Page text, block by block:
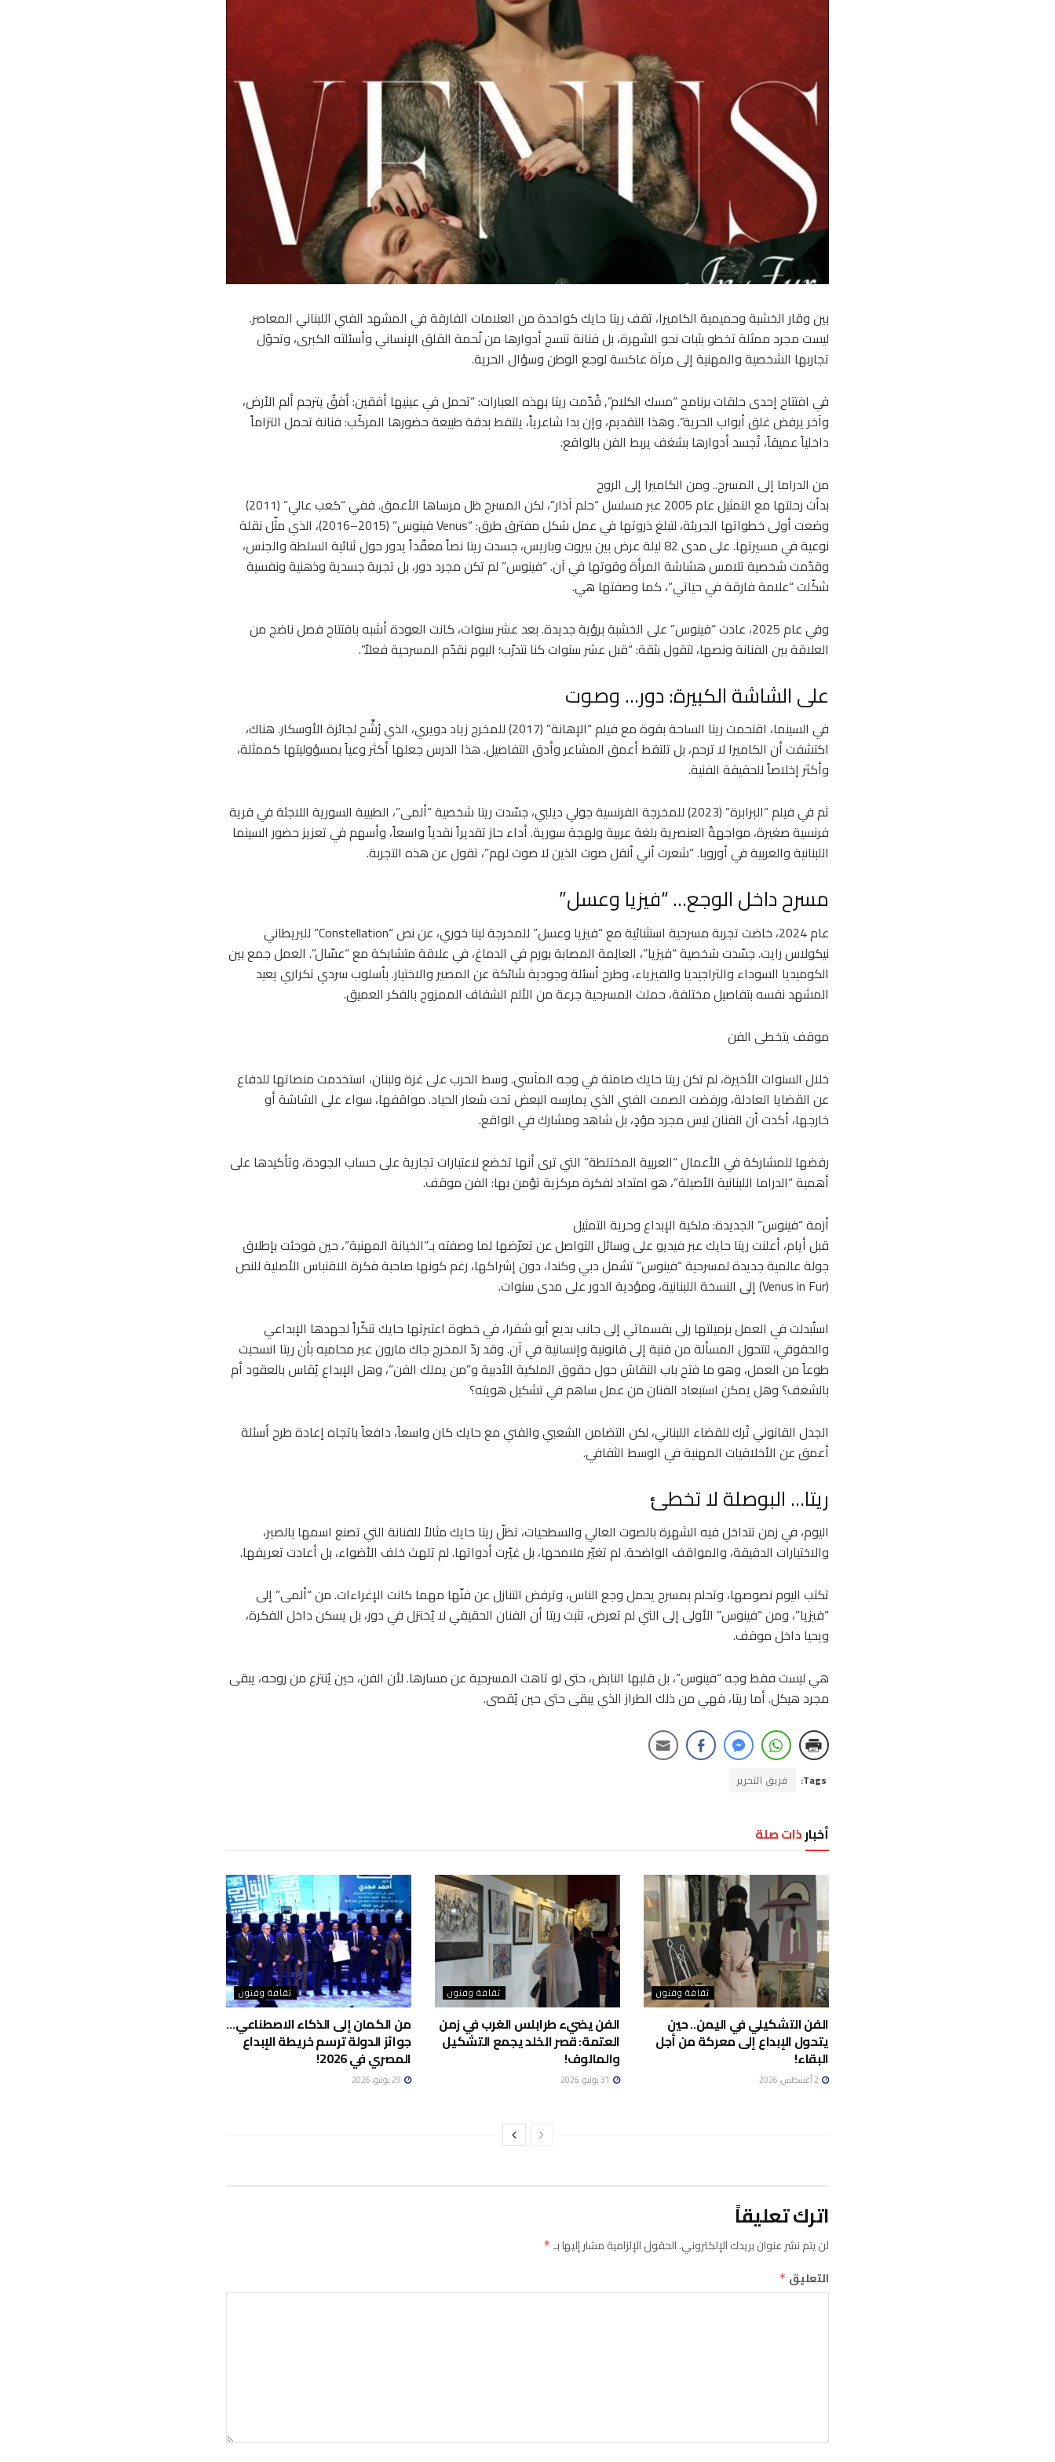
بين وقار الخشبة وحميمية الكاميرا، تقف ريتا حايك كواحدة من العلامات الفارقة في المشهد الفني اللبناني المعاصر.
ليست مجرد ممثلة تخطو بثبات نحو الشهرة، بل فنانة تنسج أدوارها من لُحمة القلق الإنساني وأسئلته الكبرى، وتحوّل
تجاربها الشخصية والمهنية إلى مرآة عاكسة لوجع الوطن وسؤال الحرية.
في افتتاح إحدى حلقات برنامج “مسك الكلام”, قُدّمت ريتا بهذه العبارات: “تحمل في عينيها أفقين: أفقٌ يترجم ألم الأرض،
وآخر يرفض غلق أبواب الحرية”. وهذا التقديم، وإن بدا شاعرياً، يلتقط بدقة طبيعة حضورها المركّب: فنانة تحمل التزاماً
داخلياً عميقاً، تُجسد أدوارها بشغف يربط الفن بالواقع.
من الدراما إلى المسرح.. ومن الكاميرا إلى الروح
بدأت رحلتها مع التمثيل عام 2005 عبر مسلسل “حلم آذار”، لكن المسرح ظل مرساها الأعمق. ففي “كعب عالي” (2011)
وضعت أولى خطواتها الجريئة، لتبلغ ذروتها في عمل شكل مفترق طرق: “Venus فينوس” (2015–2016)، الذي مثّل نقلة
نوعية في مسيرتها. على مدى 82 ليلة عرض بين بيروت وباريس، جسدت ريتا نصاً معقّداً يدور حول ثنائية السلطة والجنس،
وقدّمت شخصية تلامس هشاشة المرأة وقوتها في آن. “فينوس” لم تكن مجرد دور، بل تجربة جسدية وذهنية ونفسية
شكّلت “علامة فارقة في حياتي”، كما وصفتها هي.
وفي عام 2025، عادت “فينوس” على الخشبة برؤية جديدة. بعد عشر سنوات، كانت العودة أشبه بافتتاح فصل ناضج من
العلاقة بين الفنانة ونصها، لتقول بثقة: “قبل عشر سنوات كنا نتدرّب؛ اليوم نقدّم المسرحية فعلاً”.
على الشاشة الكبيرة: دور… وصوت
في السينما، اقتحمت ريتا الساحة بقوة مع فيلم “الإهانة” (2017) للمخرج زياد دويري، الذي رُشِّح لجائزة الأوسكار. هناك،
اكتشفت أن الكاميرا لا ترحم، بل تلتقط أعمق المشاعر وأدق التفاصيل. هذا الدرس جعلها أكثر وعياً بمسؤوليتها كممثلة،
وأكثر إخلاصاً للحقيقة الفنية.
ثم في فيلم “البرابرة” (2023) للمخرجة الفرنسية جولي ديلبي، جسّدت ريتا شخصية “ألمى”، الطبيبة السورية اللاجئة في قرية
فرنسية صغيرة، مواجهةً العنصرية بلغة عربية ولهجة سورية. أداء حاز تقديراً نقدياً واسعاً، وأسهم في تعزيز حضور السينما
اللبنانية والعربية في أوروبا. “شعرت أني أنقل صوت الذين لا صوت لهم”، تقول عن هذه التجربة.
مسرح داخل الوجع… “فيزيا وعسل”
عام 2024، خاضت تجربة مسرحية استثنائية مع “فيزيا وعسل” للمخرجة لينا خوري، عن نص “Constellation” للبريطاني
نيكولاس رايت. جسّدت شخصية “فيزيا”، العالِمة المصابة بورم في الدماغ، في علاقة متشابكة مع “عسّال”. العمل جمع بين
الكوميديا السوداء والتراجيديا والفيزياء، وطرح أسئلة وجودية شائكة عن المصير والاختيار. بأسلوب سردي تكراري يعيد
المشهد نفسه بتفاصيل مختلفة، حملت المسرحية جرعة من الألم الشفاف الممزوج بالفكر العميق.
موقف يتخطى الفن
خلال السنوات الأخيرة، لم تكن ريتا حايك صامتة في وجه المآسي. وسط الحرب على غزة ولبنان، استخدمت منصاتها للدفاع
عن القضايا العادلة، ورفضت الصمت الفني الذي يمارسه البعض تحت شعار الحياد. مواقفها، سواء على الشاشة أو
خارجها، أكدت أن الفنان ليس مجرد مؤدٍ، بل شاهد ومشارك في الواقع.
رفضها للمشاركة في الأعمال “العربية المختلطة” التي ترى أنها تخضع لاعتبارات تجارية على حساب الجودة، وتأكيدها على
أهمية “الدراما اللبنانية الأصيلة”، هو امتداد لفكرة مركزية تؤمن بها: الفن موقف.
أزمة “فينوس” الجديدة: ملكية الإبداع وحرية التمثيل
قبل أيام، أعلنت ريتا حايك عبر فيديو على وسائل التواصل عن تعرّضها لما وصفته بـ”الخيانة المهنية”، حين فوجئت بإطلاق
جولة عالمية جديدة لمسرحية “فينوس” تشمل دبي وكندا، دون إشراكها، رغم كونها صاحبة فكرة الاقتباس الأصلية للنص
(Venus in Fur) إلى النسخة اللبنانية، ومؤدية الدور على مدى سنوات.
استُبدلت في العمل بزميلتها رلى بقسماتي إلى جانب بديع أبو شقرا، في خطوة اعتبرتها حايك تنكّراً لجهدها الإبداعي
والحقوقي، لتتحول المسألة من فنية إلى قانونية وإنسانية في آن. وقد ردّ المخرج جاك مارون عبر محاميه بأن ريتا انسحبت
طوعاً من العمل، وهو ما فتح باب النقاش حول حقوق الملكية الأدبية و”من يملك الفن”، وهل الإبداع يُقاس بالعقود أم
بالشغف؟ وهل يمكن استبعاد الفنان من عمل ساهم في تشكيل هويته؟
الجدل القانوني تُرك للقضاء اللبناني، لكن التضامن الشعبي والفني مع حايك كان واسعاً، دافعاً باتجاه إعادة طرح أسئلة
أعمق عن الأخلاقيات المهنية في الوسط الثقافي.
ريتا… البوصلة لا تخطئ
اليوم، في زمن تتداخل فيه الشهرة بالصوت العالي والسطحيات، تظلّ ريتا حايك مثالاً للفنانة التي تصنع اسمها بالصبر،
والاختيارات الدقيقة، والمواقف الواضحة. لم تغيّر ملامحها، بل غيّرت أدواتها. لم تلهث خلف الأضواء، بل أعادت تعريفها.
تكتب اليوم نصوصها، وتحلم بمسرح يحمل وجع الناس، وترفض التنازل عن فنّها مهما كانت الإغراءات. من “ألمى” إلى
“فيزيا”، ومن “فينوس” الأولى إلى التي لم تعرض، تثبت ريتا أن الفنان الحقيقي لا يُختزل في دور، بل يسكن داخل الفكرة،
ويحيا داخل موقف.
هي ليست فقط وجه “فينوس”، بل قلبها النابض، حتى لو تاهت المسرحية عن مسارها. لأن الفن، حين يُنتزع من روحه، يبقى
مجرد هيكل. أما ريتا، فهي من ذلك الطراز الذي يبقى حتى حين يُقصى.
Tags: فريق التحرير
أخبارذات صلة
ثقافة وفنون
الفن التشكيلي في اليمن.. حين
يتحول الإبداع إلى معركة من أجل
البقاء!
ثقافة وفنون
الفن يضيء طرابلس الغرب في زمن
العتمة: قصر الخلد يجمع التشكيل
والمالوف!
ثقافة وفنون
من الكمان إلى الذكاء الاصطناعي…
جوائز الدولة ترسم خريطة الإبداع
المصري في 2026!
اترك تعليقاً
لن يتم نشر عنوان بريدك الإلكتروني.الحقول الإلزامية مشار إليها بـ*
التعليق *